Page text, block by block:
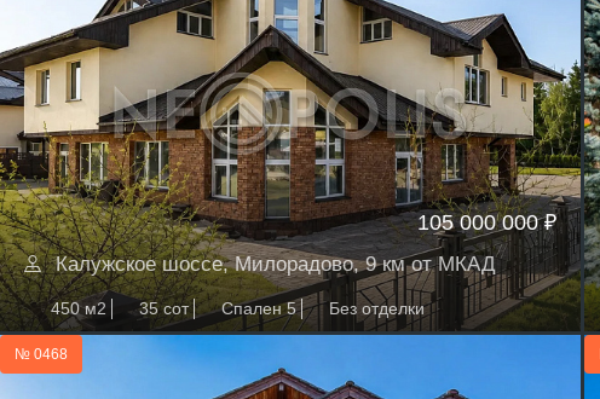
105 000 000 ₽
Калужское шоссе, Милорадово, 9 км от МКАД
450 м2 35 сот Спален 5 Без отделки
№ 0468